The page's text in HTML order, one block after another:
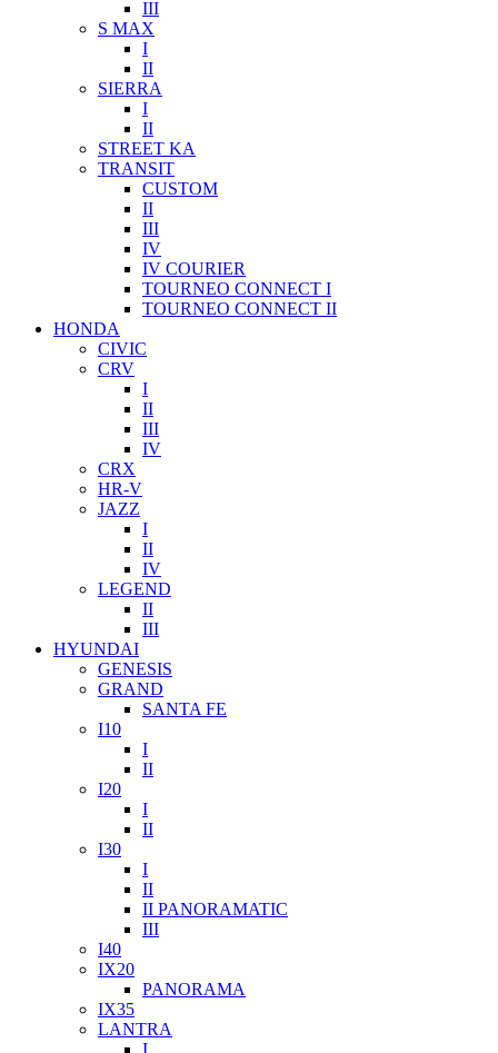
III
S MAX
I
II
SIERRA
I
II
STREET KA
TRANSIT
CUSTOM
II
III
IV
IV COURIER
TOURNEO CONNECT I
TOURNEO CONNECT II
HONDA
CIVIC
CRV
I
II
III
IV
CRX
HR-V
JAZZ
I
II
IV
LEGEND
II
III
HYUNDAI
GENESIS
GRAND
SANTA FE
I10
I
II
I20
I
II
I30
I
II
II PANORAMATIC
III
I40
IX20
PANORAMA
IX35
LANTRA
I